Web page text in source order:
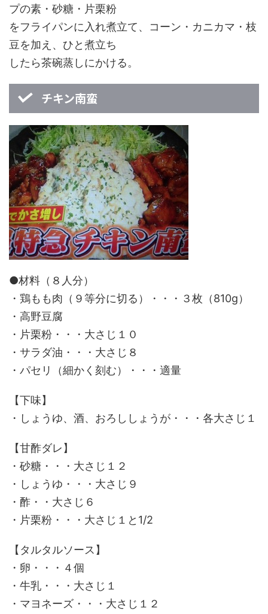
プの素・砂糖・片栗粉
をフライパンに入れ煮立て、コーン・カニカマ・枝
豆を加え、ひと煮立ち
したら茶碗蒸しにかける。
チキン南蛮
●材料（８人分）
・鶏もも肉（９等分に切る）・・・３枚（810g）
・ 高野豆腐
・片栗粉・・・大さじ１０
・サラダ油・・・大さじ８
・パセリ（細かく刻む）・・・適量
【下味】
・しょうゆ、酒、おろししょうが・・・各大さじ１
【甘酢ダレ】
・砂糖・・・大さじ１２
・しょうゆ・・・大さじ９
・酢・・大さじ６
・片栗粉・・・大さじ１と1/2
【タルタルソース】
・卵・・・４個
・牛乳・・・大さじ１
・マヨネーズ・・・大さじ１２